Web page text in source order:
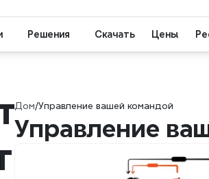
Дом/Управление вашей командой
Управление
Решения Скачать Цены